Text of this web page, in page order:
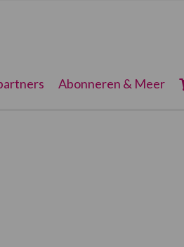
Abonneren & Meer